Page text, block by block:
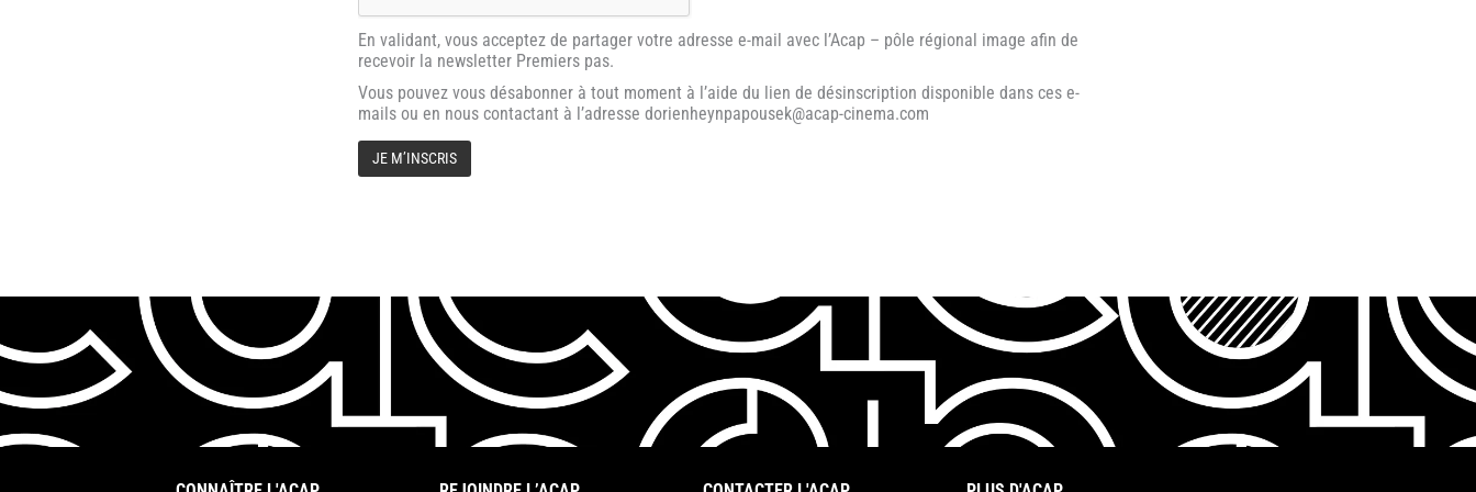
En validant, vous acceptez de partager votre adresse e-mail avec l’Acap – pôle régional image afin de
recevoir la newsletter Premiers pas.
Vous pouvez vous désabonner à tout moment à l’aide du lien de désinscription disponible dans ces e-
mails ou en nous contactant à l’adresse dorienheynpapousek@acap-cinema.com